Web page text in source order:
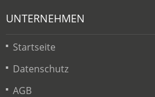
UNTERNEHMEN
Startseite
Datenschutz
AGB